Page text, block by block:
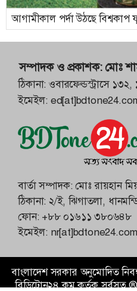
আগামীকাল পর্দা উঠছে বিশ্বকাপ
সম্পাদক ও প্রকাশক: মোঃ
ঠিকানা: ওবারফেল্ডস্ট্রাসে ১৩২,
ইমেইল:
বার্তা সম্পাদক: মোঃ রায়হান
ঠিকানা: ২/ই, ঝিগাতলা,
ফোন: +৮৮ ০১৬১১ ৩৮০৬৪৮
ইমেইল: nr[at]bdtone24.com
বাংলাদেশ সরকার অনুমোদিত
বিডিটোন২৪.কমকর্তৃক সর্বসত্ব